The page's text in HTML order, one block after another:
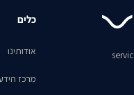
כלים
אודותינו
מרכז